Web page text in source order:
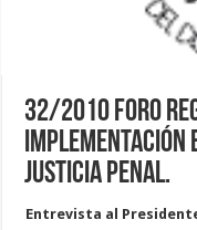
32/2010 Foro
implementación
justicia penal.
Entrevista al Presidente